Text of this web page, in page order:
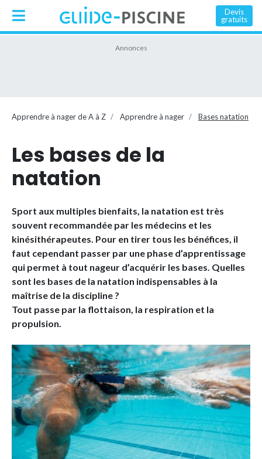
Devis
gratuits
Apprendre à nager de A à Z Apprendre à nager Bases natation
Les bases de la
natation
Sport aux multiples bienfaits, la natation est très
souvent recommandée par les médecins et les
kinésithérapeutes. Pour en tirer tous les bénéfices, il
faut cependant passer par une phase d’apprentissage
qui permet à tout nageur d’acquérir les bases. Quelles
sont les bases de la natation indispensables à la
maîtrise de la discipline ?
Tout passe par la flottaison, la respiration et la
propulsion.